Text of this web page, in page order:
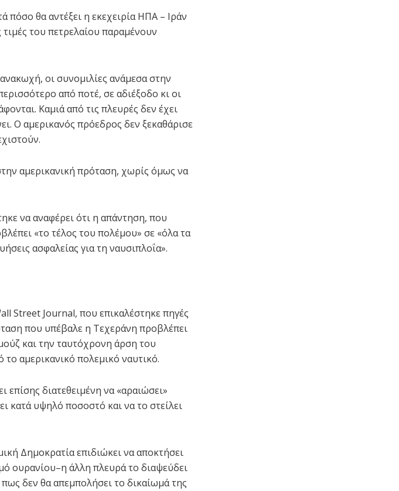
πόσο θα αντέξει η εκεχειρία ΗΠΑ – Ιράν
τιμές του πετρελαίου παραμένουν
οι συνομιλίες ανάμεσα στην
από ποτέ, σε αδιέξοδο κι οι
Καμιά από τις πλευρές δεν έχει
Ο αμερικανός πρόεδρος δεν ξεκαθάρισε
αμερικανική πρόταση, χωρίς όμως να
να αναφέρει ότι η απάντηση, που
«το τέλος του πολέμου» σε «όλα τα
ασφαλείας για τη ναυσιπλοΐα».
Street Journal, που επικαλέστηκε πηγές
που υπέβαλε η Τεχεράνη προβλέπει
και την ταυτόχρονη άρση του
αμερικανικό πολεμικό ναυτικό.
διατεθειμένη να «αραιώσει»
κατά υψηλό ποσοστό και να το στείλει
Δημοκρατία επιδιώκει να αποκτήσει
ουρανίου–η άλλη πλευρά το διαψεύδει
δεν θα απεμπολήσει το δικαίωμά της